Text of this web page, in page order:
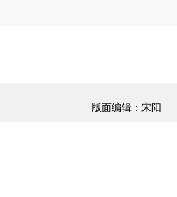
版面编辑：宋阳